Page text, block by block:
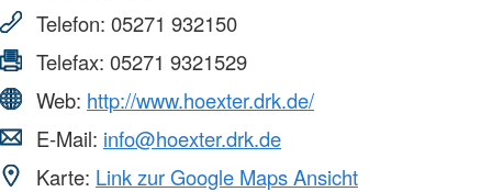
Telefon: 05271 932150
Telefax: 05271 9321529
Web: http://www.hoexter.drk.de/
E-Mail: info@hoexter.drk.de
Karte: Link zur Google Maps Ansicht